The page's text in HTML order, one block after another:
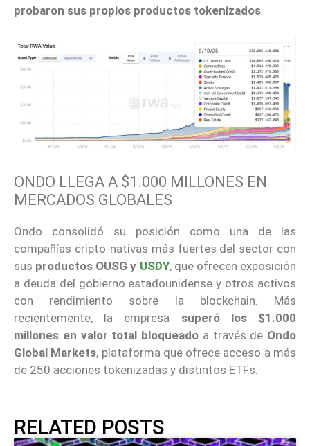
probaron sus propios productos tokenizados
ONDO LLEGA A $1.000 MILLONES EN
MERCADOS GLOBALES
Ondo consolidó su posición como una de las
compañías cripto-nativas más fuertes del sector con
sus productos OUSG y USDY, que ofrecen exposición
a deuda del gobierno estadounidense y otros activos
con rendimiento sobre la blockchain. Más
recientemente, la empresa superó los $1.000
millones en valor total bloqueado a través de Ondo
Global Markets, plataforma que ofrece acceso a más
de 250 acciones tokenizadas y distintos ETFs.
RELATED POSTS